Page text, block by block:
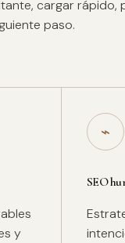
cargar
paso.
y
⌁
SEO